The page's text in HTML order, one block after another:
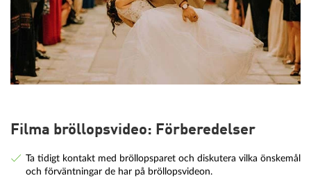
Filma bröllopsvideo: Förberedelser
Ta tidigt kontakt med bröllopsparet och diskutera vilka önskemål
och förväntningar de har på bröllopsvideon.